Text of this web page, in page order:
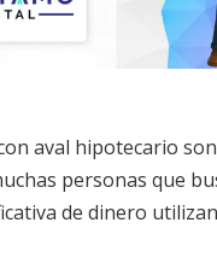
aval hipotecario
personas que
de dinero